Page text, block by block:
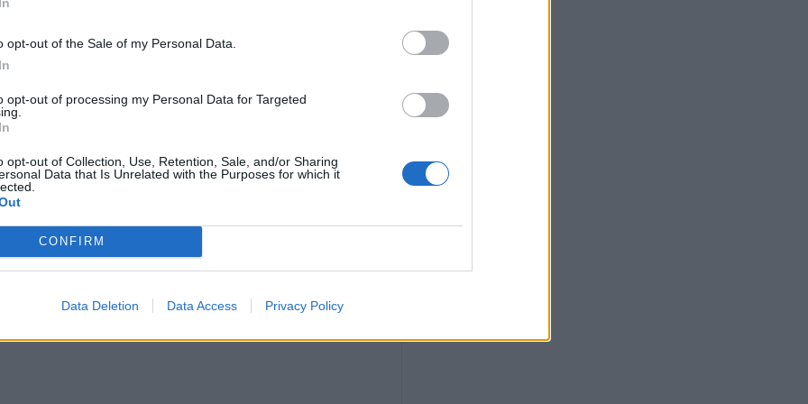
opt-out of the Sale of my Personal Data.
opt-out of processing my Personal Data for Targeted
opt-out of Collection, Use, Retention, Sale, and/or Sharing
Data that Is Unrelated with the Purposes for which it
CONFIRM
Data Deletion Data Access Privacy Policy
η Αντιδήμαρχος Παιδείας του Δήμου
συνεχάρη το προσωπικό των
ευχήθηκε χρόνια πολλά σε όλους τους
όλους τους μπαμπάδες που
Σταθμών συμβάλλοντας στην επιτυχία
σημαντικό τους ρόλο στην οικογένεια.